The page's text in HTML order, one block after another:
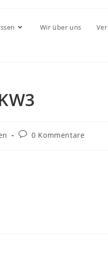
Wir über uns
0 Kommentare